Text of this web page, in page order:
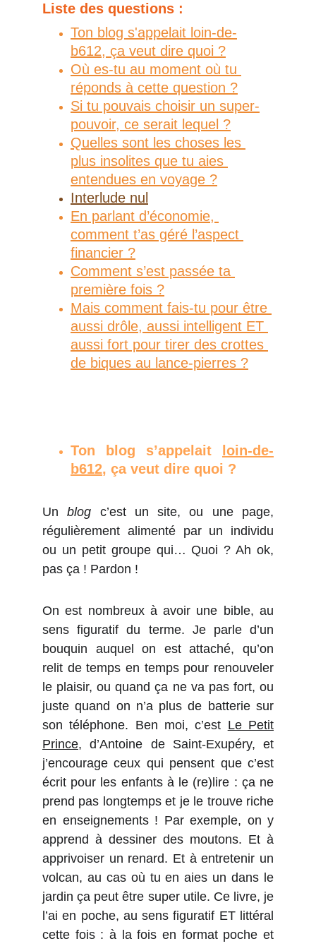
Liste des questions :
Ton blog s'appelait loin-de-
b612, ça veut dire quoi ?
Où es-tu au moment où tu
réponds à cette question ?
Si tu pouvais choisir un super-
pouvoir, ce serait lequel ?
Quelles sont les choses les
plus insolites que tu aies
entendues en voyage ?
Interlude nul
En parlant d’économie,
comment t’as géré l’aspect
financier ?
Comment s’est passée ta
première fois ?
Mais comment fais-tu pour être
aussi drôle, aussi intelligent ET
aussi fort pour tirer des crottes
de biques au lance-pierres ?
Ton blog s’appelait
loin-de-
b612, ça veut dire quoi ?
Unblog c’est un site, ou une page,
régulièrement alimenté par un individu
ou un petit groupe qui… Quoi ? Ah ok,
pas ça ! Pardon !
On est nombreux à avoir une bible, au
sens figuratif du terme. Je parle d’un
bouquin auquel on est attaché, qu’on
relit de temps en temps pour renouveler
le plaisir, ou quand ça ne va pas fort, ou
juste quand on n’a plus de batterie sur
son téléphone. Ben moi, c’est Le Petit
Prince, d’Antoine de Saint-Exupéry, et
j’encourage ceux qui pensent que c’est
écrit pour les enfants à le (re)lire : ça ne
prend pas longtemps et je le trouve riche
en enseignements ! Par exemple, on y
apprend à dessiner des moutons. Et à
apprivoiser un renard. Et à entretenir un
volcan, au cas où tu en aies un dans le
jardin ça peut être super utile. Ce livre, je
l’ai en poche, au sens figuratif ET littéral
cette fois : à la fois en format poche et